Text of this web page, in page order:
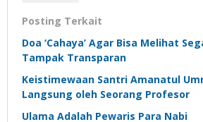
Posting Terkait
Doa ‘Cahaya’ Agar Bisa Melihat
Tampak Transparan
Keistimewaan Santri Amanatul
Langsung oleh Seorang Profesor
Ulama Adalah Pewaris Para Nabi